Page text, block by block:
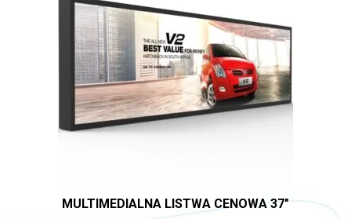
MULTIMEDIALNA LISTWA CENOWA 37″